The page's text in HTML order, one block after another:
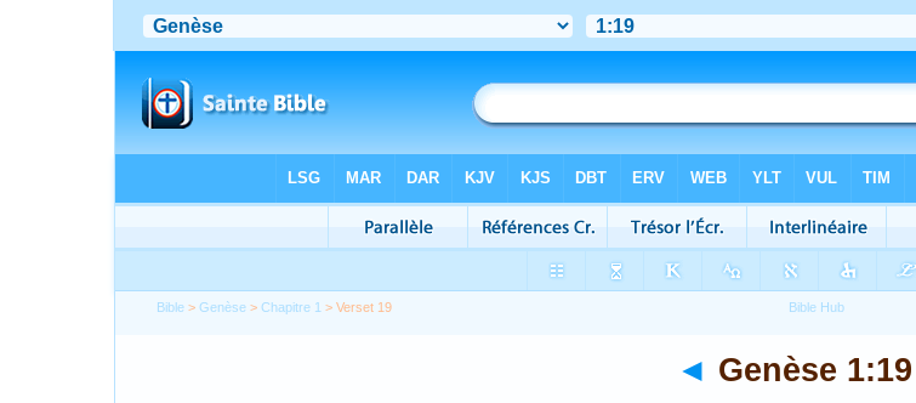
Bible >Genèse >Chapitre 1 > Verset 19
◄ Genèse 1:19